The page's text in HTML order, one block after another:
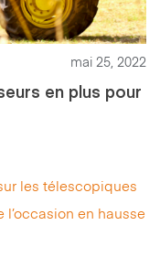
mai 25, 2022
en plus pour